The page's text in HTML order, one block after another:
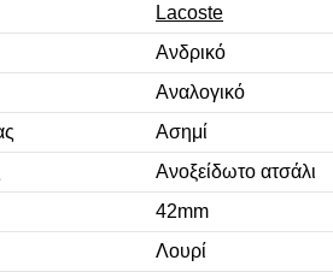
Lacoste
Ανδρικό
Αναλογικό
Ασημί
Ανοξείδωτο ατσάλι
42mm
Λουρί